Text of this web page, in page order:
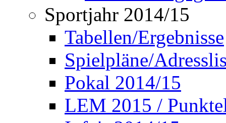
Sportjahr 2014/15
Tabellen/Ergebnisse
Spielpläne/
Pokal 2014/15
LEM 2015 /